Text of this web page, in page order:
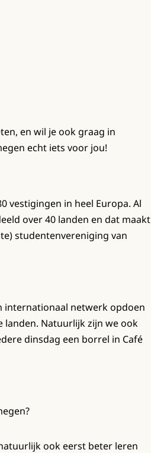
en wil je ook graag in
echt iets voor jou!
vestigingen in heel Europa. Al
over 40 landen en dat maakt
studentenvereniging van
internationaal netwerk opdoen
landen. Natuurlijk zijn we ook
dinsdag een borrel in Café
ook eerst beter leren